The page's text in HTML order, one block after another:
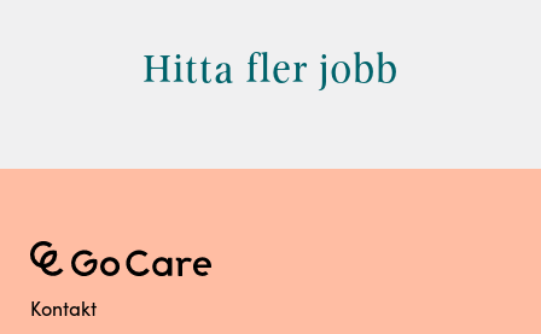
Hitta fler jobb
Kontakt